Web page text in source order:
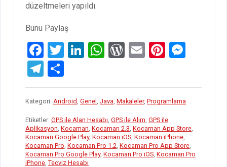
düzeltmeleri yapıldı.
Bunu Paylaş
F
a
ce
b
o
o
k
T
tt
er
Li
ke
dI
n
W
at
s
A
p
p
W
d
Pr
es
s
E
ail
Pi
er
es
t
se
n
er
T
el
e
gr
a
m
h
ar
e
Kategori: Android, Genel , Java, Makaleler, Programlama
Etiketler: GPS ile Alan Hesabı, GPS ile Alım, GPS ile
Aplikasyon, Kocaman, Kocaman 2.3, Kocaman App Store,
Kocaman Google Play, Kocaman iOS, Kocaman iPhone,
Kocaman Pro, Kocaman Pro 1.2, Kocaman Pro App Store,
Kocaman Pro Google Play, Kocaman Pro iOS, Kocaman Pro
iPhone, Tecviz Hesabı